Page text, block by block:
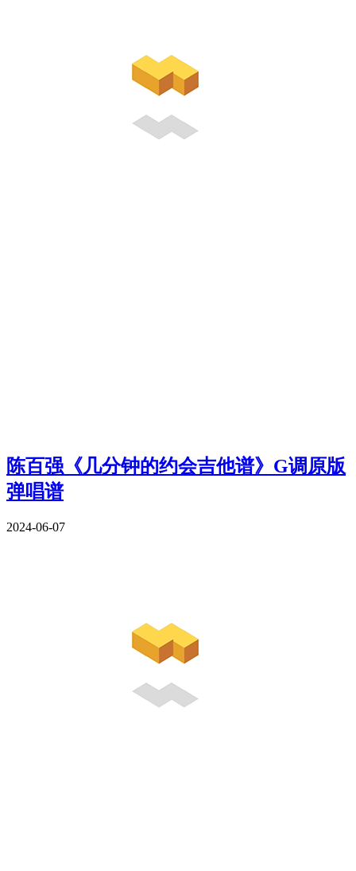
陈百强《几分钟的约会吉他谱》G调原版
弹唱谱
2024-06-07